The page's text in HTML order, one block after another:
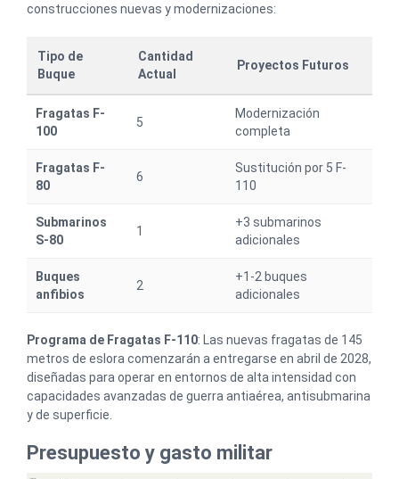
construcciones nuevas y modernizaciones:
Tipo de
Buque
Cantidad
Actual
Proyectos Futuros
Fragatas F-
100
5
Modernización
completa
Fragatas F-
80
6
Sustitución por 5 F-
110
Submarinos
S-80
1
+3 submarinos
adicionales
Buques
anfibios
2
+1-2 buques
adicionales
Programa de Fragatas F-110: Las nuevas fragatas de 145
metros de eslora comenzarán a entregarse en abril de 2028,
diseñadas para operar en entornos de alta intensidad con
capacidades avanzadas de guerra antiaérea, antisubmarina
y de superficie.
Presupuesto y gasto militar